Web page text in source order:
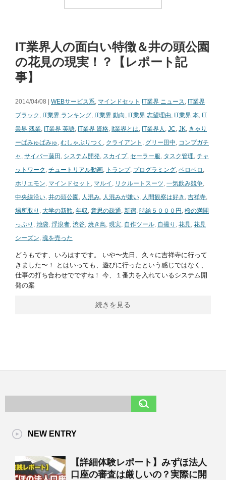
IT業界人の面白い特徴＆井の頭公園
の花見の現実！？【レポート記
事】
2014/04/08 | WEBサービス系, マインドセット IT業界 ニュース, IT業界
ブラック , IT業界 ランキング, IT業界 動向 , IT業界 志望理由, IT業界 本, IT
業界 残業, IT業界 英語, IT業界 資格, it業界とは, IT業界人 , JC, JK, きゃり
ーぱみゅぱみゅ, むしゃぶりつく , クライアント , グリー田中, コンプガチ
ャ , サイバー藤田 , システム開発, スカイプ, セーラー服, タスク管理, チャ
ットワーク , チュートリアル動画, トランプ, プログラミング, ベロベロ ,
ホリエモン, マインドセット , マルイ , リクルートスーツ, 一気飲み競争,
中央線沿い, 井の頭公園, 人混み, 人混みが嫌い, 人間観察は好き , 吉祥寺,
場所取り , 大学の新歓, 年収, 意思の疎通, 新宿, 時給５０００円, 桜の満開
っぷり , 池袋, 浮浪者, 渋谷, 焼き鳥, 現実, 自作ツール, 自撮り , 花見, 花見
シーズン, 魂を売った
どうもです、いろはすです。 いや〜先日、久々に吉祥寺に行って
きました〜！ とはいっても、遊びに行ったという感じではなく、
仕事の打ち合わせでですね！ 今、１番力を入れているシステム開
発の案
続きを見る
NEW ENTRY
【詳細体験レポート】みずほ法人
口座の審査は厳しいの？実際に開